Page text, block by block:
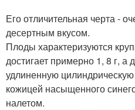
Его отличительная черта -
десертным вкусом.
Плоды характеризуются
достигает примерно 1, 8 г,
удлиненную
кожицей насыщенного
налетом.